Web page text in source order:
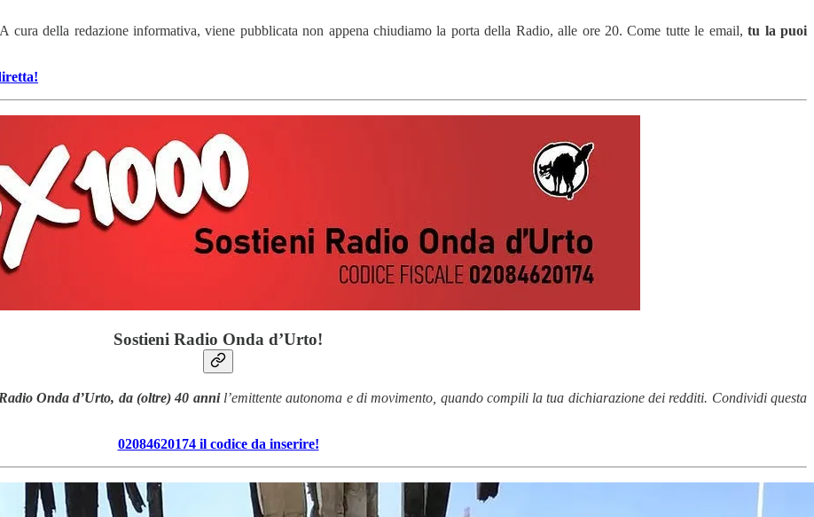
della redazione informativa, viene pubblicata non appena chiudiamo la porta della Radio, alle ore 20. Come tutte le email,tu la puoi
Sostieni Radio Onda d’Urto!
Onda d’Urto, da (oltre) 40 annil’emittente autonoma e di movimento, quando compili la tua dichiarazione dei redditi. Condividi questa
02084620174 il codice da inserire!